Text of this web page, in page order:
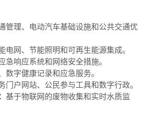
管理、电动汽车基础设施和公共交通优
电网、节能照明和可再生能源集成。
急响应系统和网络安全措施。
数字健康记录和应急服务。
门户网站、公民参与工具和数字行政。
基于物联网的废物收集和实时水质监